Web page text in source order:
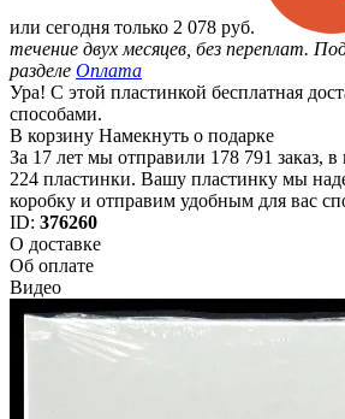
или сегодня только 2 078 руб.
течение двух месяцев, без переплат.
разделе Оплата
Ура! С этой пластинкой бесплатная
способами.
В корзину Намекнуть о подарке
За 17 лет мы отправили 178 791 заказ,
224 пластинки. Вашу пластинку мы
коробку и отправим удобным для вас
ID: 376260
О доставке
Об оплате
Видео